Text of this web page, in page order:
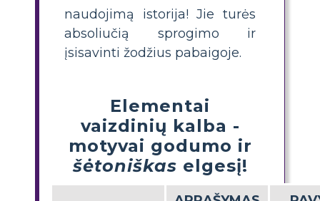
naudojimą istorija! Jie turės
absoliučią sprogimo ir
įsisavinti žodžius pabaigoje.
Elementai
vaizdinių kalba -
motyvai godumo ir
šėtoniškas elgesį!